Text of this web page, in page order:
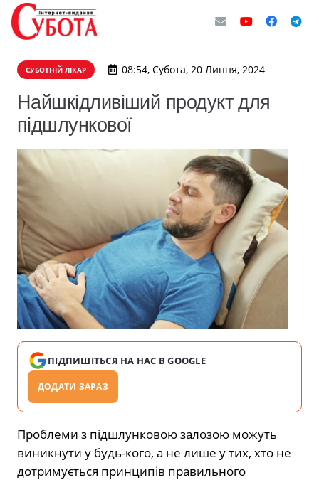
СУБОТНІЙ ЛІКАР 08:54, Субота, 20 Липня, 2024
Найшкідливіший продукт для
підшлункової
ПІДПИШІТЬСЯ НА НАС В GOOGLE
ДОДАТИ ЗАРАЗ
Проблеми з підшлунковою залозою можуть
виникнути у будь-кого, а не лише у тих, хто не
дотримується принципів правильного